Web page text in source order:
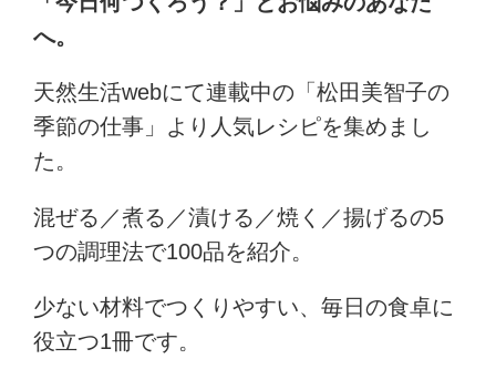
へ。
天然生活webにて連載中の「松田美智子の
季節の仕事」より人気レシピを集めまし
た。
混ぜる／煮る／漬ける／焼く／揚げるの5
つの調理法で100品を紹介。
少ない材料でつくりやすい、毎日の食卓に
役立つ1冊です。